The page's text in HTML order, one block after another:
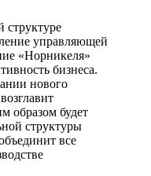
структуре
управляющей
«Норникеля»
бизнеса.
нового
образом будет
структуры
все